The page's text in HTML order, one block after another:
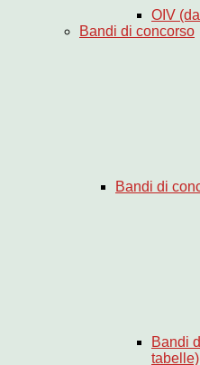
OIV
Bandi di concorso
Bandi di
Bandi
tabelle)